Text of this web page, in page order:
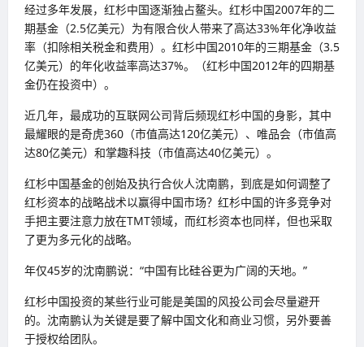
经过多年发展，红杉中国逐渐独占鳌头。红杉中国2007年的二
期基金（2.5亿美元）为有限合伙人带来了高达33%年化净收益
率（扣除相关税金和费用）。红杉中国2010年的三期基金（3.5
亿美元）的年化收益率高达37%。（红杉中国2012年的四期基
金仍在投资中）。
近几年，最成功的互联网公司背后频现红杉中国的身影，其中
最耀眼的是奇虎360（市值高达120亿美元）、唯品会（市值高
达80亿美元）和掌趣科技（市值高达40亿美元）。
红杉中国基金的创始及执行合伙人沈南鹏，到底是如何调整了
红杉资本的战略战术以赢得中国市场？红杉中国的许多竞争对
手把主要注意力放在TMT领域，而红杉资本也同样，但也采取
了更为多元化的战略。
年仅45岁的沈南鹏说：“中国有比硅谷更为广阔的天地。”
红杉中国投资的某些行业可能是美国的风投公司会尽量避开
的。沈南鹏认为关键是要了解中国文化和商业习惯，另外要善
于授权给团队。